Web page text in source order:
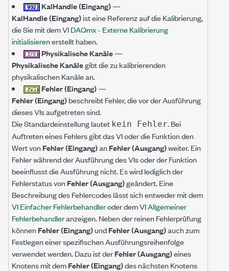
KalHandle (Eingang)—
KalHandle (Eingang)ist eine Referenz auf die Kalibrierung,
die Sie mit dem VIDAQmx - Externe Kalibrierung
initialisierenerstellt haben.
Physikalische Kanäle—
Physikalische Kanälegibt die zu kalibrierenden
physikalischen Kanäle an.
Fehler (Eingang)—
Fehler (Eingang)beschreibt Fehler, die vor der Ausführung
dieses VIs aufgetreten sind.
Die Standardeinstellung lautet kein Fehler. Bei
Auftreten eines Fehlers gibt das VI oder die Funktion den
Wert vonFehler (Eingang)anFehler (Ausgang)weiter. Ein
Fehler während der Ausführung des VIs oder der Funktion
beeinflusst die Ausführung nicht. Es wird lediglich der
Fehlerstatus vonFehler (Ausgang)geändert. Eine
Beschreibung des Fehlercodes lässt sich entweder mit dem
VIEinfacher Fehlerbehandleroder dem VIAllgemeiner
Fehlerbehandleranzeigen. Neben der reinen Fehlerprüfung
könnenFehler (Eingang)undFehler (Ausgang)auch zum
Festlegen einer spezifischen Ausführungsreihenfolge
verwendet werden. Dazu ist derFehler (Ausgang)eines
Knotens mit demFehler (Eingang)des nächsten Knotens